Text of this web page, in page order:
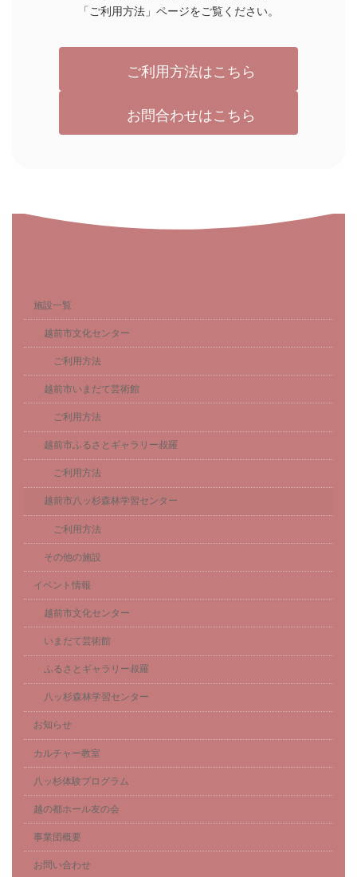
「ご利用方法」ページをご覧ください。
ご利用方法はこちら
お問合わせはこちら
施設一覧
越前市文化センター
ご利用方法
越前市いまだて芸術館
ご利用方法
越前市ふるさとギャラリー叔羅
ご利用方法
越前市八ッ杉森林学習センター
ご利用方法
その他の施設
イベント情報
越前市文化センター
いまだて芸術館
ふるさとギャラリー叔羅
八ッ杉森林学習センター
お知らせ
カルチャー教室
八ッ杉体験プログラム
越の都ホール友の会
事業団概要
お問い合わせ